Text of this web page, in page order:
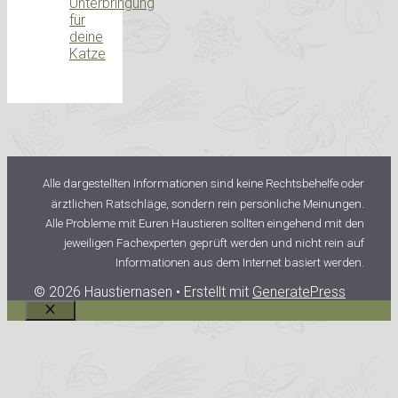
Unterbringung
für
deine
Katze
Alle dargestellten Informationen sind keine Rechtsbehelfe oder
ärztlichen Ratschläge, sondern rein persönliche Meinungen.
Alle Probleme mit Euren Haustieren sollten eingehend mit den
jeweiligen Fachexperten geprüft werden und nicht rein auf
Informationen aus dem Internet basiert werden.
© 2026 Haustiernasen • Erstellt mit GeneratePress
Schließen